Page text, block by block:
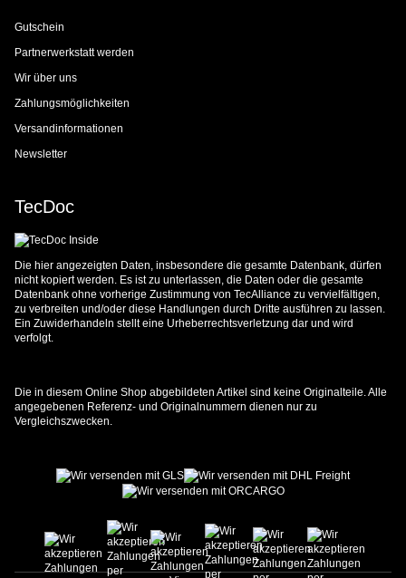
Gutschein
Partnerwerkstatt werden
Wir über uns
Zahlungsmöglichkeiten
Versandinformationen
Newsletter
TecDoc
Die hier angezeigten Daten, insbesondere die gesamte Datenbank, dürfen
nicht kopiert werden. Es ist zu unterlassen, die Daten oder die gesamte
Datenbank ohne vorherige Zustimmung von TecAlliance zu vervielfältigen,
zu verbreiten und/oder diese Handlungen durch Dritte ausführen zu lassen.
Ein Zuwiderhandeln stellt eine Urheberrechtsverletzung dar und wird
verfolgt.
Die in diesem Online Shop abgebildeten Artikel sind keine Originalteile. Alle
angegebenen Referenz- und Originalnummern dienen nur zu
Vergleichszwecken.